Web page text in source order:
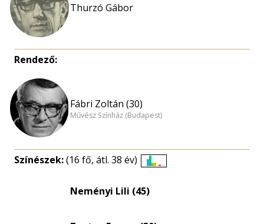
Rendező:
Fábri Zoltán (30)
Művész Színház (Budapest)
Színészek:(16 fő, átl. 38 év)
Neményi Lili (45)